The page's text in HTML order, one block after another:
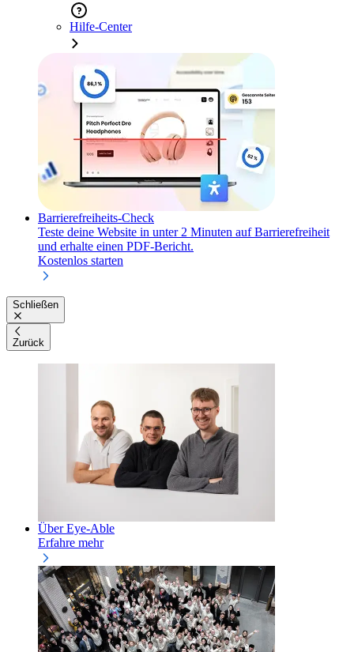
Hilfe-Center
Barrierefreiheits-Check
Teste deine Website in unter 2 Minuten auf Barrierefreiheit
und erhalte einen PDF-Bericht.
Kostenlos starten
Schließen
Zurück
Über Eye-Able
Erfahre mehr